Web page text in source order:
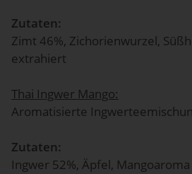
Zutaten:
Zimt 46%, Zichorienwurzel,
extrahiert
Thai Ingwer Mango:
Aromatisierte
Zutaten:
Ingwer 52%, Äpfel,